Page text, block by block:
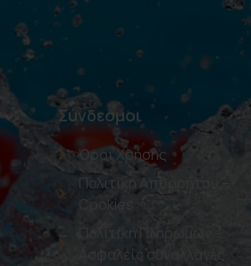
Σύνδεσμοι
Όροι Χρήσης
Πολιτική Απορρήτου –
Cookies
Πολιτική Πληρωμών –
Ασφαλείς συναλλαγές